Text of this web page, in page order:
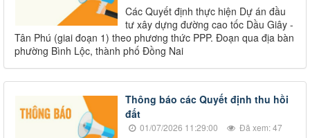
Các Quyết định thực hiện Dự án đầu
tư xây dựng đường cao tốc Dầu Giây -
Tân Phú (giai đoạn 1) theo phương thức PPP. Đoạn qua địa bàn
phường Bình Lộc, thành phố Đồng Nai
Thông báo các Quyết định thu hồi
đất
01/07/2026 11:29:00 Đã xem: 47